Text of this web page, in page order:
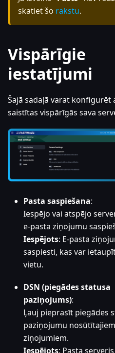
skatiet šo rakstu.
Vispārīgie
iestatījumi
Šajā sadaļā varat konfigurēt
saistītas vispārīgās sava
Pasta saspiešana:
Iespējo vai atspējo
e-pasta ziņojumu
Iespējots: E-pasta
saspiesti, kas var
vietu.
DSN (piegādes statusa
paziņojums):
Ļauj pieprasīt piegādes
paziņojumu
ziņojumiem.
Iespējots: Pasta